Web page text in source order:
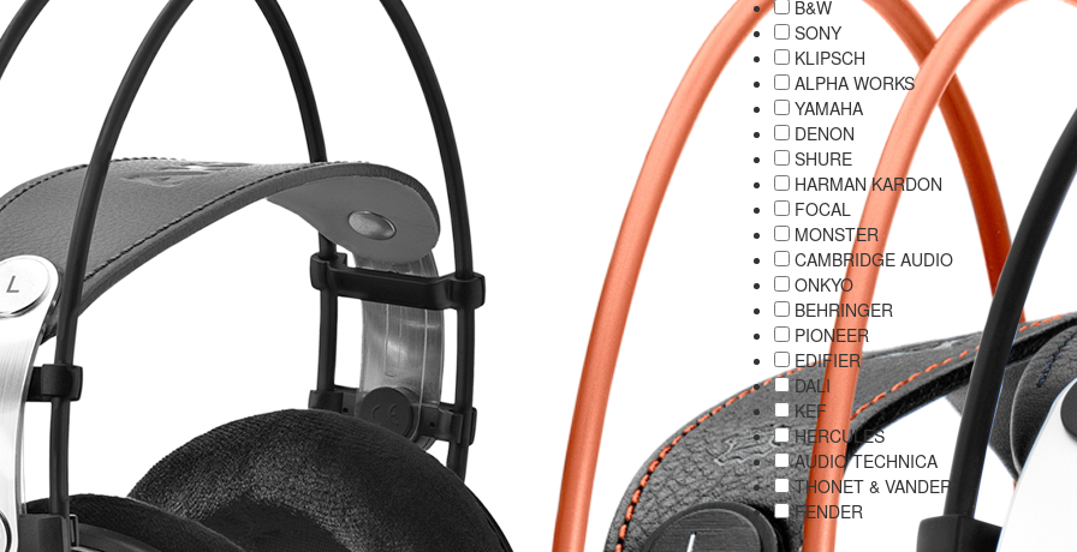
B&W
SONY
KLIPSCH
ALPHA WORKS
YAMAHA
DENON
SHURE
HARMAN KARDON
FOCAL
MONSTER
CAMBRIDGE AUDIO
ONKYO
BEHRINGER
PIONEER
EDIFIER
DALI
KEF
HERCULES
AUDIO TECHNICA
THONET & VANDER
FENDER